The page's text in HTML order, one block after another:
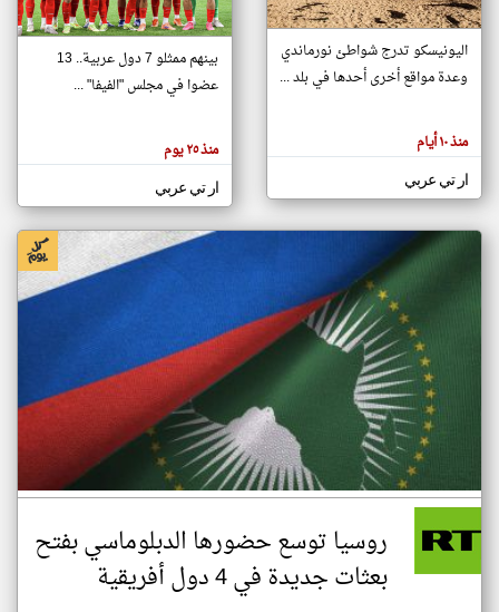
تغيير الدولة
اخبار جزر القمر على مدار الساعة
أهم اخبار جزر القمر العاجلة والمباشرة
هنا عن
وجهة
كاتبيها.
اليونيسكو تدرج شواطئ نورماندي
وعدة مواقع أخرى أحدها في بلد ...
منذ ١٠ أيام
ار تي عربي
بينهم ممثلو 7 دول عربية.. 13
عضوا في مجلس "الفيفا" ...
منذ ٢٥ يوم
ار تي عربي
روسيا توسع حضورها الدبلوماسي بفتح
بعثات جديدة في 4 دول أفريقية
klyoum.com